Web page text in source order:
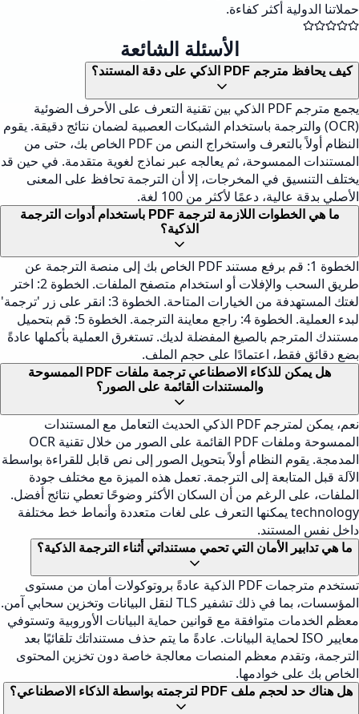
حملاتنا الدولية أكثر كفاءة.
الأسئلة الشائعة
كيف يحافظ مترجم PDF الذكي على دقة المستند؟
يجمع مترجم PDF الذكي بين تقنية التعرف على الأحرف الضوئية
(OCR) والترجمة باستخدام الشبكات العصبية لضمان نتائج دقيقة. يقوم
النظام أولاً بالتعرف واستخراج النص من PDF الخاص بك، حتى من
المستندات الممسوحة، ثم يعالجه عبر نماذج لغوية متقدمة. في حين قد
يختلف التنسيق في المخرجات، إلا أن الترجمة تحافظ على المعنى
الأصلي بدقة عالية، دعمًا لأكثر من 100 لغة.
ما هي الخطوات اللازمة لترجمة PDF باستخدام أدوات الترجمة
الذكية؟
الخطوة 1: قم برفع مستند PDF الخاص بك إلى منصة الترجمة عن
طريق السحب والإفلات أو استخدام متصفح الملفات. الخطوة 2: اختر
لغتك المستهدفة من الخيارات المتاحة. الخطوة 3: انقر على زر 'ترجمة'
لبدء العملية. الخطوة 4: راجع معاينة الترجمة. الخطوة 5: قم بتحميل
مستندك المترجم بالصيغ المفضلة لديك. تستغرق العملية بأكملها عادةً
بضع دقائق فقط، اعتمادًا على حجم الملف.
هل يمكن للذكاء الاصطناعي ترجمة ملفات PDF الممسوحة
والمستندات القائمة على الصور؟
نعم، يمكن لمترجم PDF الذكي الحديث التعامل مع المستندات
الممسوحة وملفات PDF القائمة على الصور من خلال تقنية OCR
المدمجة. يقوم النظام أولاً بتحويل الصور إلى نص قابل للقراءة بواسطة
الآلة قبل المتابعة إلى الترجمة. تعمل هذه الميزة مع مختلف جودة
الملفات، على الرغم من أن السكان الأكثر وضوحًا تعطي نتائج أفضل.
technology يمكنها التعرف على لغات متعددة وأنماط خط مختلفة
داخل نفس المستند.
ما هي تدابير الأمان التي تحمي مستنداتي أثناء الترجمة الذكية؟
تستخدم مترجمات PDF الذكية عادةً بروتوكولات أمان من مستوى
المؤسسات، بما في ذلك تشفير TLS لنقل البيانات وتخزين سحابي آمن.
معظم الخدمات متوافقة مع قوانين حماية البيانات الأوروبية وتستوفي
معايير ISO لحماية البيانات. عادةً ما يتم حذف مستنداتك تلقائيًا بعد
الترجمة، وتقدم معظم المنصات معالجة خاصة دون تخزين المحتوى
الخاص بك على خوادمها.
هل هناك حد لحجم ملف PDF لترجمته بواسطة الذكاء الاصطناعي؟